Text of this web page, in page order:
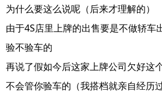
为什么要这么说呢（后来才理解的）
由于4S店里上牌的出售要是不做轿车
验不验车的
再说了假如今后这家上牌公司欠好这
不会管你验车的（我搭档就亲自经历过